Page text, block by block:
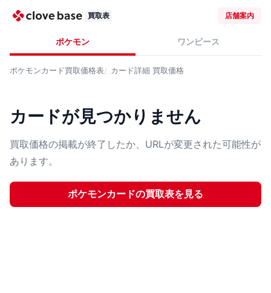
買取表 店舗案内
ポケモン ワンピース
ポケモンカード買取価格表 カード詳細 買取価格
カードが見つかりません
買取価格の掲載が終了したか、URLが変更された可能性が
あります。
ポケモンカードの買取表を見る